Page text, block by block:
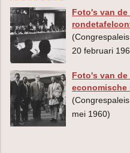
Foto's van
20 februari
Foto's van de
economische
mei 1960)